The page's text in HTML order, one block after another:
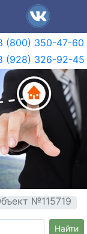
(800) 350-47-60
(928) 326-92-45
№115719
Найти